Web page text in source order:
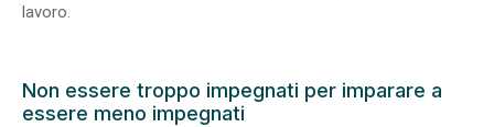
lavoro.
Non essere troppo impegnati per imparare a
essere meno impegnati